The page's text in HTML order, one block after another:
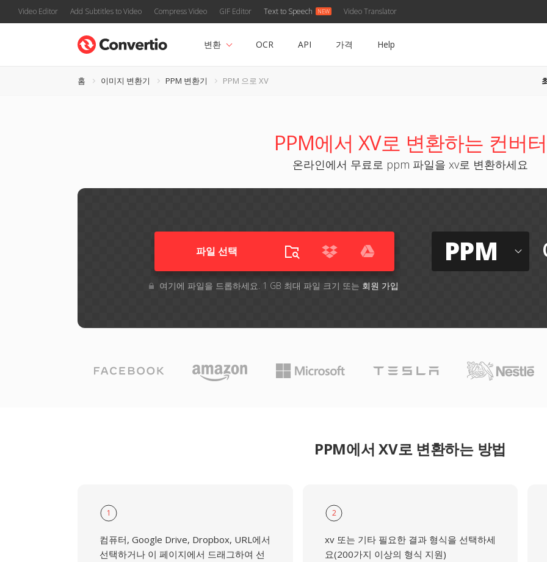
Video Editor Add Subtitles to Video Compress Video GIF Editor Text to Speech Video Translator
변환 OCR API 가격 Help
홈 이미지 변환기 PPM 변환기 PPM 으로 XV
PPM에서 XV로 변환하는 컨버터
온라인에서 무료로 ppm 파일을 xv로 변환하세요
파일 선택
여기에 파일을 드롭하세요. 1 GB 최대 파일 크기 또는 회원 가입
PPM
PPM에서 XV로 변환하는 방법
1
컴퓨터, Google Drive, Dropbox, URL에서
선택하거나 이 페이지에서 드래그하여 선
2
xv 또는 기타 필요한 결과 형식을 선택하세
요(200가지 이상의 형식 지원)